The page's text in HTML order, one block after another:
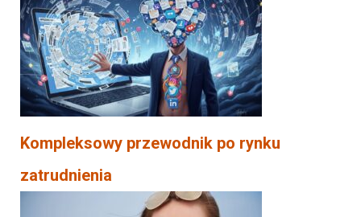
Kompleksowy przewodnik po rynku
zatrudnienia